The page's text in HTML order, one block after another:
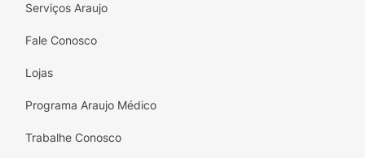
Serviços Araujo
Fale Conosco
Lojas
Programa Araujo Médico
Trabalhe Conosco